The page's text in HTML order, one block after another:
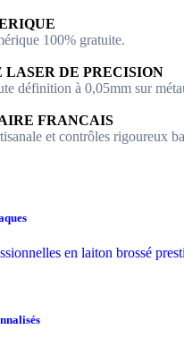
100% ​gratuite.
LASER DE PRECISION
définition à 0,05mm sur
FRANCAIS
et contrôles ​rigoureux
en laiton brossé